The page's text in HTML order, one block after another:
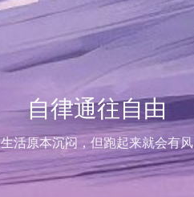
自律通往自由
生活原本沉闷，但跑起来就会有风